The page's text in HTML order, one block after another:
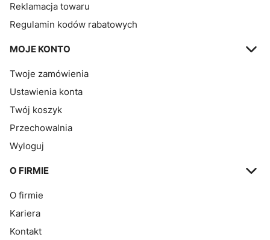
Reklamacja towaru
Regulamin kodów rabatowych
MOJE KONTO
Twoje zamówienia
Ustawienia konta
Twój koszyk
Przechowalnia
Wyloguj
O FIRMIE
O firmie
Kariera
Kontakt